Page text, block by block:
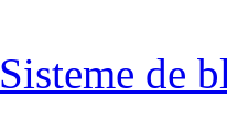
Sisteme de